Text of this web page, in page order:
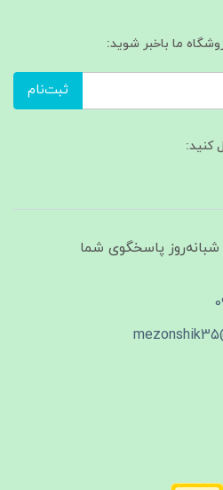
ما باخبر شوید:
ثبت‌نام
کنید:
، ۲۴ ساعت شبانه‌روز پاسخگوی شما